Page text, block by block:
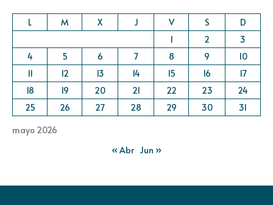
mayo 2026
L M X J V S
D
1
2
3
4
5 6 7 8 9
10
11
12 13 14 15 16
17
18
19 20 21 22 23
24
25
26 27 28 29 30 31
« Abr Jun »